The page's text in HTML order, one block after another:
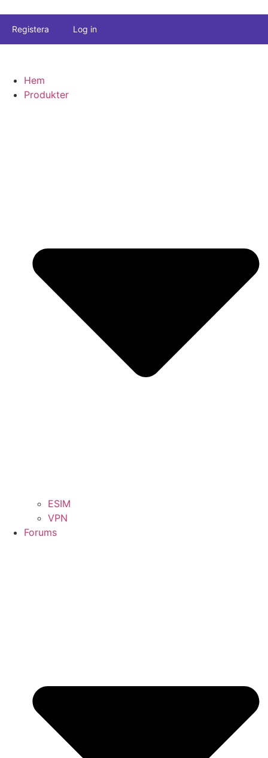
Registera Log in
Hem
Produkter
ESIM
VPN
Forums